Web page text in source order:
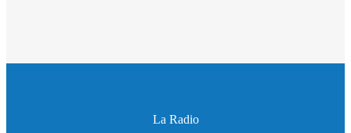
La Radio